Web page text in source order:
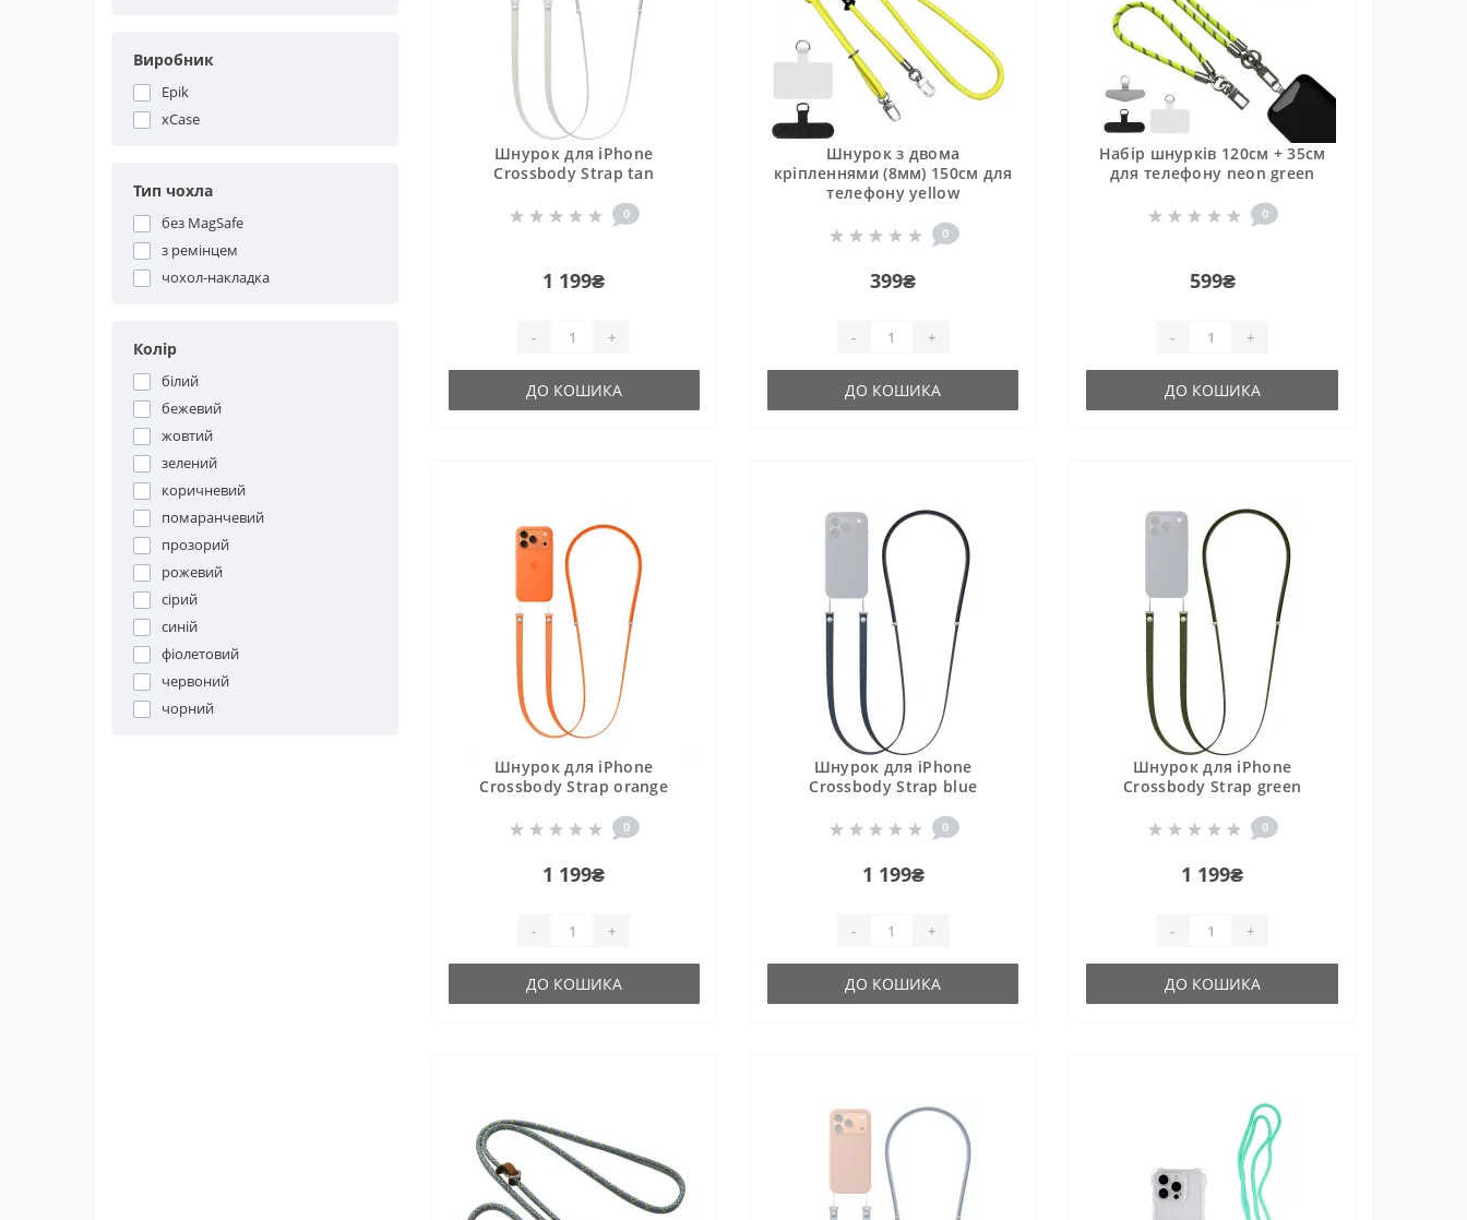
Виробник
Epik
xCase
Тип чохла
без MagSafe
з ремінцем
чохол-накладка
Колір
білий
бежевий
жовтий
зелений
коричневий
помаранчевий
прозорий
рожевий
сірий
синій
фіолетовий
червоний
чорний
Шнурок для iPhone
Crossbody Strap tan
0
1 199₴
- +
ДО КОШИКА
Шнурок з двома
кріпленнями (8мм) 150см для
телефону yellow
0
399₴
- +
ДО КОШИКА
Набір шнурків 120см + 35см
для телефону neon green
0
599₴
- +
ДО КОШИКА
Шнурок для iPhone
Crossbody Strap orange
0
1 199₴
- +
ДО КОШИКА
Шнурок для iPhone
Crossbody Strap blue
0
1 199₴
- +
ДО КОШИКА
Шнурок для iPhone
Crossbody Strap green
0
1 199₴
- +
ДО КОШИКА